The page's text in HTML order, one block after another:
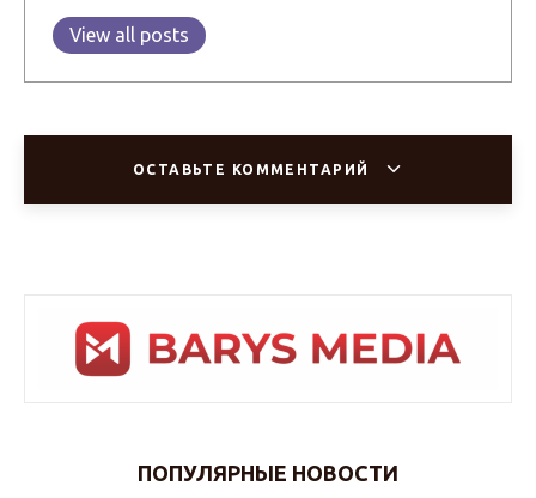
View all posts
ОСТАВЬТЕ КОММЕНТАРИЙ
ПОПУЛЯРНЫЕ НОВОСТИ